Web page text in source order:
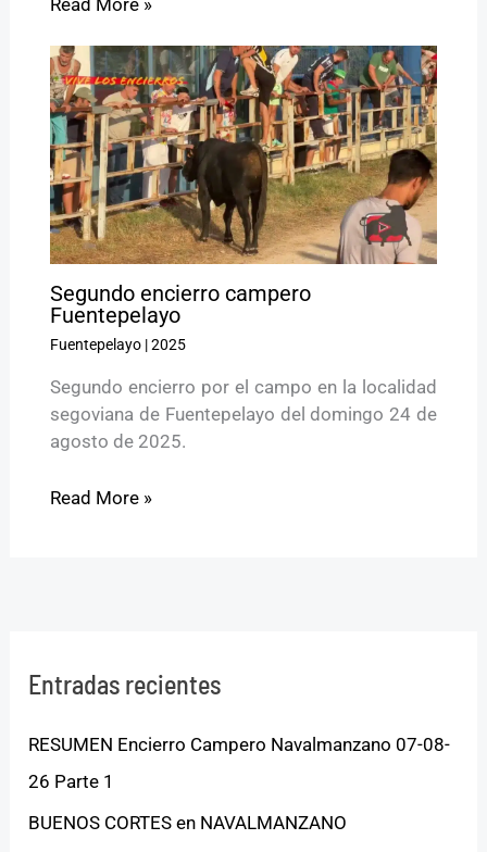
Segundo encierro campero
Fuentepelayo
Fuentepelayo|2025
Segundo encierro por el campo en la localidad
segoviana de Fuentepelayo del domingo 24 de
agosto de 2025.
Read More »
Entradas recientes
RESUMEN Encierro Campero Navalmanzano 07-08-
26 Parte 1
BUENOS CORTES en NAVALMANZANO